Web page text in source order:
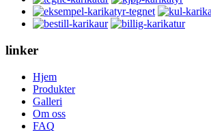
linker
Hjem
Produkter
Galleri
Om oss
FAQ